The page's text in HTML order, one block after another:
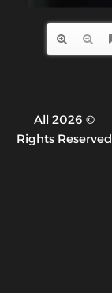
© 2026 All
Rights Reserved